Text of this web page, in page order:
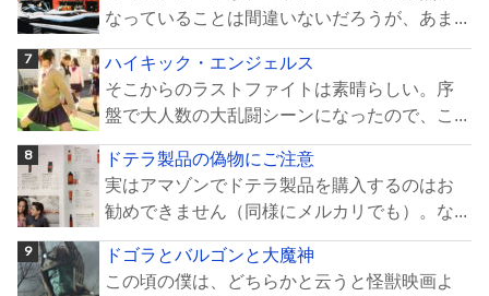
なっていることは間違いないだろうが、あま...
ハイキック・エンジェルス
そこからのラストファイトは素晴らしい。序
盤で大人数の大乱闘シーンになったので、こ...
ドテラ製品の偽物にご注意
実はアマゾンでドテラ製品を購入するのはお
勧めできません（同様にメルカリでも）。な...
ドゴラとバルゴンと大魔神
この頃の僕は、どちらかと云うと怪獣映画よ